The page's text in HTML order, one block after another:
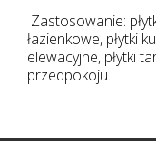
Zastosowanie:
łazienkowe, płytki
elewacyjne, płytki
przedpokoju.